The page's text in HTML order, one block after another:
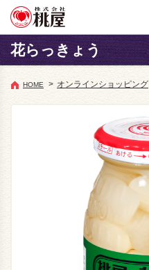
花らっきょう
HOME > オンラインショッピング